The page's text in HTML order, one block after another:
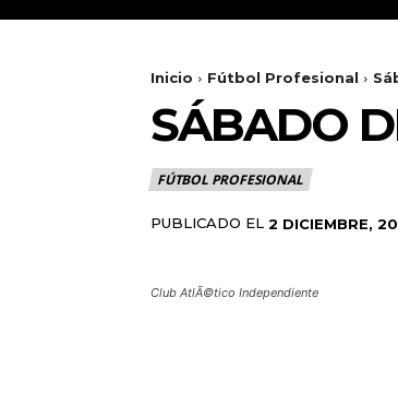
Inicio Fútbol Profesional
SÁBADO
FÚTBOL PROFESIONAL
PUBLICADO EL 2 DICIEMBRE,
Club AtlÃ©tico Independiente